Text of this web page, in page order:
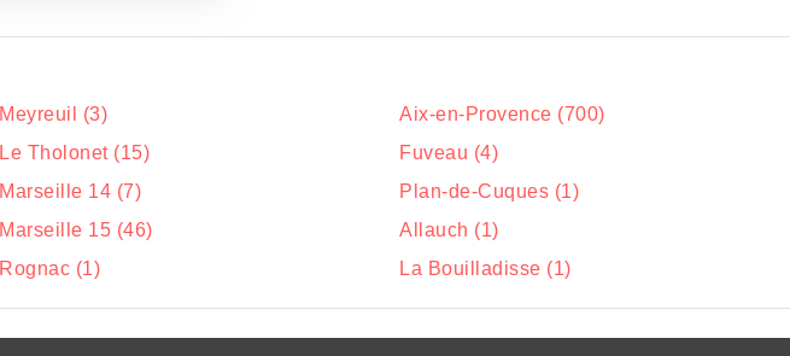
Meyreuil (3)
Aix-en-Provence (700)
Le Tholonet (15)
Fuveau (4)
Marseille 14 (7)
Plan-de-Cuques (1)
Marseille 15 (46)
Allauch (1)
Rognac (1) La Bouilladisse (1)